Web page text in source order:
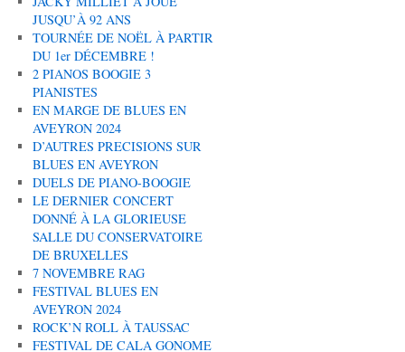
JUSQU’À 92 ANS
TOURNÉE DE NOËL À PARTIR
DU 1er DÉCEMBRE !
2 PIANOS BOOGIE 3
PIANISTES
EN MARGE DE BLUES EN
AVEYRON 2024
D’AUTRES PRECISIONS SUR
BLUES EN AVEYRON
DUELS DE PIANO-BOOGIE
LE DERNIER CONCERT
DONNÉ À LA GLORIEUSE
SALLE DU CONSERVATOIRE
DE BRUXELLES
7 NOVEMBRE RAG
FESTIVAL BLUES EN
AVEYRON 2024
ROCK’N ROLL À TAUSSAC
FESTIVAL DE CALA GONOME